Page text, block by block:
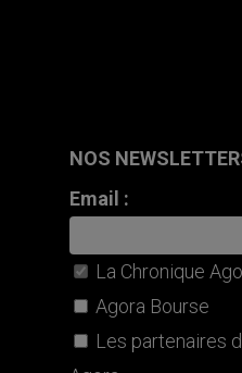
NOS
Email :
La Chronique
Agora Bourse
Les partenaires